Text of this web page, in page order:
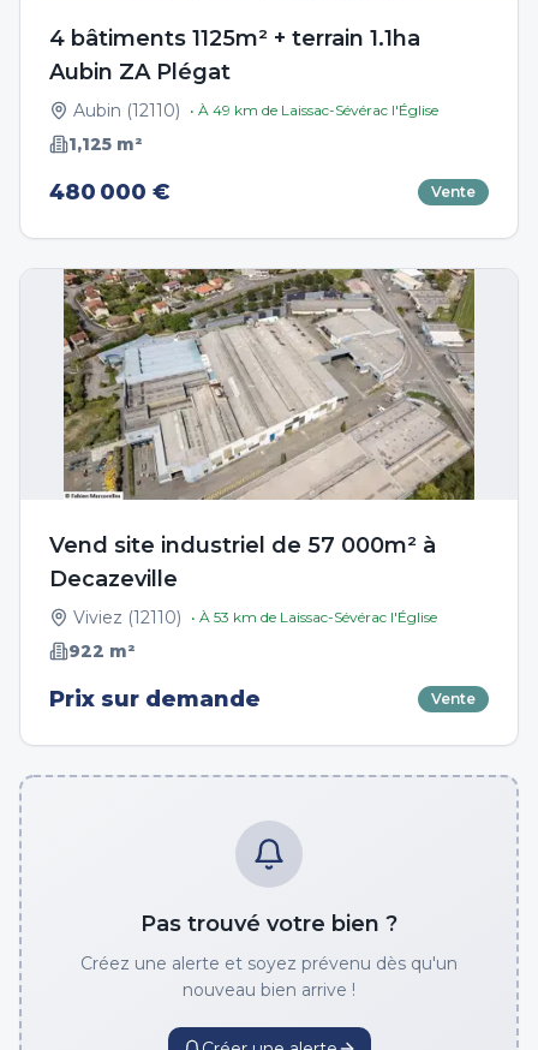
4 bâtiments 1125m² + terrain 1.1ha
Aubin ZA Plégat
Aubin (12110) • À 49 km de Laissac-Sévérac l'Église
1,125 m²
480 000 € Vente
Vend site industriel de 57 000m² à
Decazeville
Viviez (12110) • À 53 km de Laissac-Sévérac l'Église
922 m²
Prix sur demande Vente
Pas trouvé votre bien ?
Créez une alerte et soyez prévenu dès qu'un
nouveau bien arrive !